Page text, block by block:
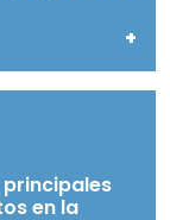
+
en la